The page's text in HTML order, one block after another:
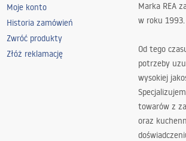
Moje konto
Historia zamówień
Zwróć produkty
Złóż reklamację
Marka REA
w roku 1993.
Od tego
potrzeby
wysokiej
towarów z
oraz